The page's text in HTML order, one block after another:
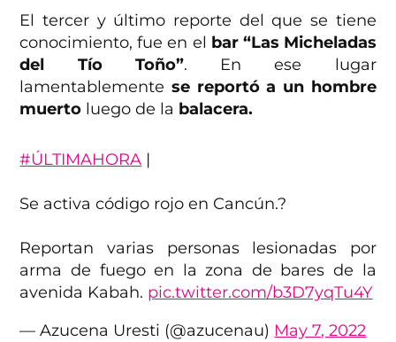
El tercer y último reporte del que se tiene
conocimiento, fue en el bar “Las Micheladas
del Tío Toño”. En ese lugar
lamentablementese reportó a un hombre
muerto luego de la balacera.
#ÚLTIMAHORA |
Se activa código rojo en Cancún.?
Reportan varias personas lesionadas por
arma de fuego en la zona de bares de la
avenida Kabah. pic.twitter.com/b3D7yqTu4Y
— Azucena Uresti (@azucenau) May 7, 2022